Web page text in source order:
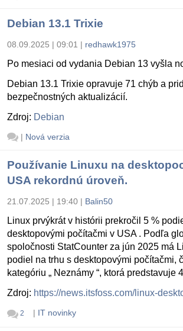
Debian 13.1 Trixie
08.09.2025 | 09:01 | redhawk1975
Po mesiaci od vydania Debian 13 vyšla
Debian 13.1 Trixie opravuje 71 chýb a
bezpečnostných aktualizácií.
Zdroj: Debian
| Nová verzia
Používanie Linuxu na
USA rekordnú úroveň.
21.07.2025 | 19:40 | Balin50
Linux prvýkrát v histórii prekročil 5 %
desktopovými počítačmi v USA . Podľa
spoločnosti StatCounter za jún 2025 má
podiel na trhu s desktopovými počítačmi,
kategóriu „ Neznámy “, ktorá predstavuje
Zdroj: https://news.itsfoss.com/linux-
2 | IT novinky